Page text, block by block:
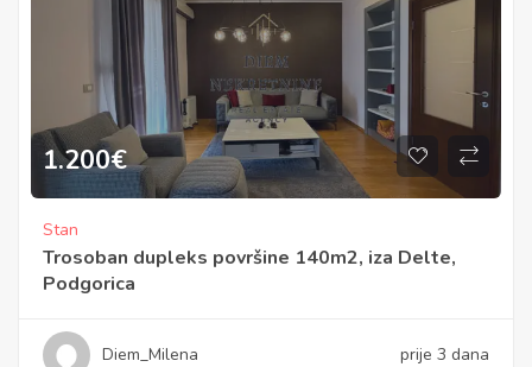
1.200€
Stan
Trosoban dupleks površine 140m2, iza Delte,
Podgorica
Diem_Milena prije 3 dana